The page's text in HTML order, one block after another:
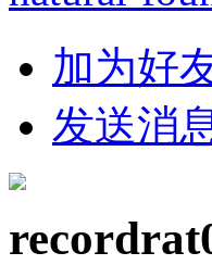
加为好
发送消